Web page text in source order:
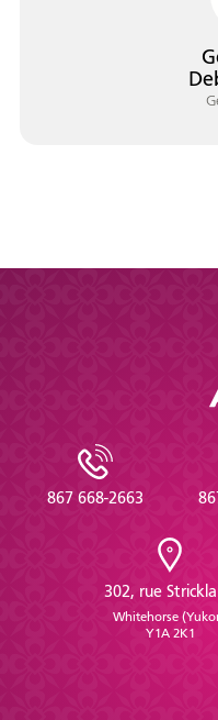
867 668-2663
302, rue
Whitehorse
Y1A 2K1